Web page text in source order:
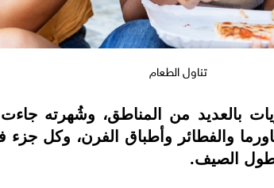
تناول الطعام
من المناطق، وشُهرته جاءت
والفطائر وأطباق الفرن، وكل
طول الصيف.